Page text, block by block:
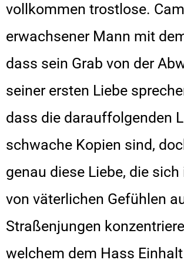
vollkommen trostlose.
erwachsener Mann mit
dass sein Grab von der
seiner ersten Liebe
dass die darauffolgenden
schwache Kopien sind,
genau diese Liebe, die sich
von väterlichen Gefühlen
Straßenjungen
welchem dem Hass